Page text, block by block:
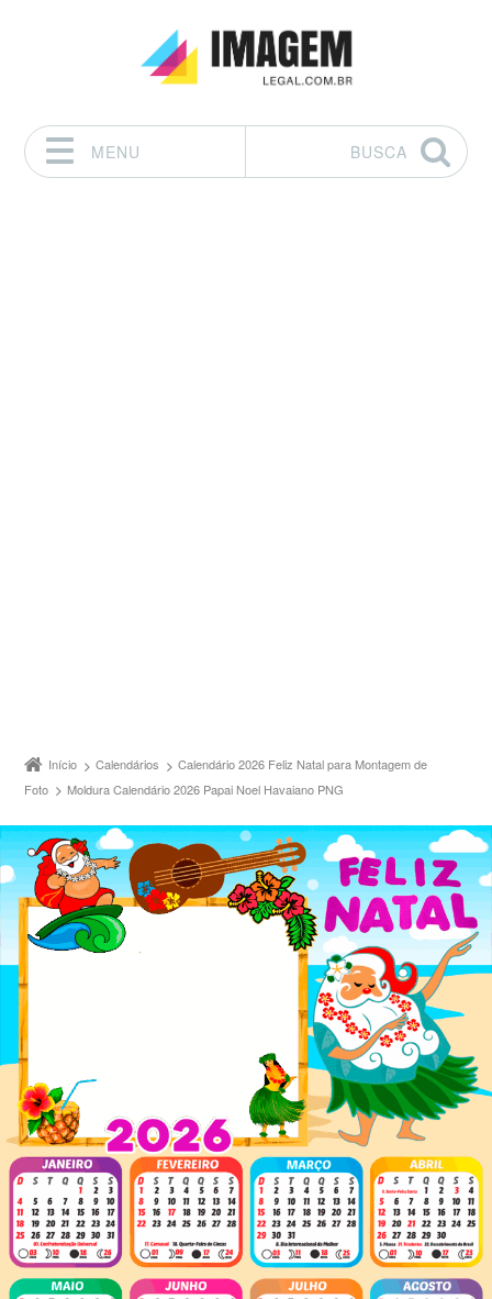
MENU
BUSCA
Início Calendários
Calendário 2026 Feliz Natal para Montagem de
Foto
Moldura Calendário 2026 Papai Noel Havaiano PNG